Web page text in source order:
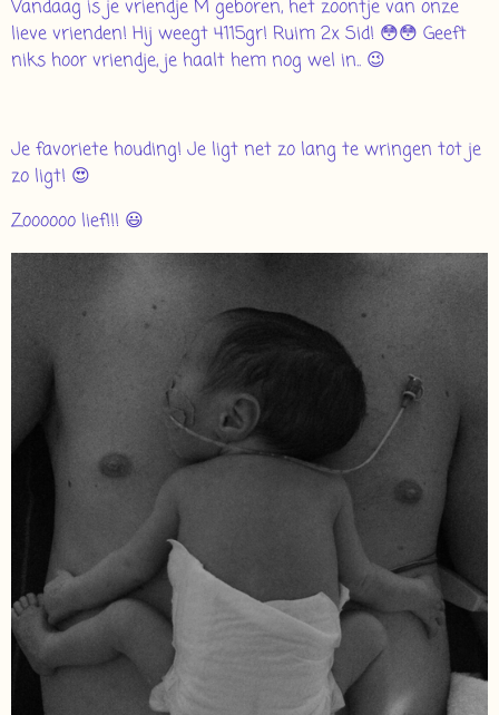
Vandaag is je vriendje M geboren, het zoontje van onze
lieve vrienden! Hij weegt 4115gr! Ruim 2x Sid! 😳😳 Geeft
niks hoor vriendje, je haalt hem nog wel in.. 😉
Je favoriete houding! Je ligt net zo lang te wringen tot je
zo ligt! 😍
Zoooooo lief!!! 😃